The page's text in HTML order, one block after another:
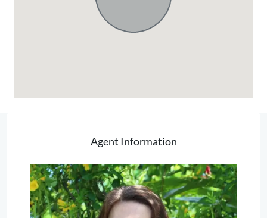
Agent Information